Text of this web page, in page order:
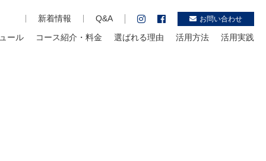
新着情報 Q&A お問い合わせ
ール コース紹介・料金 選ばれる理由 活用方法 活用実践